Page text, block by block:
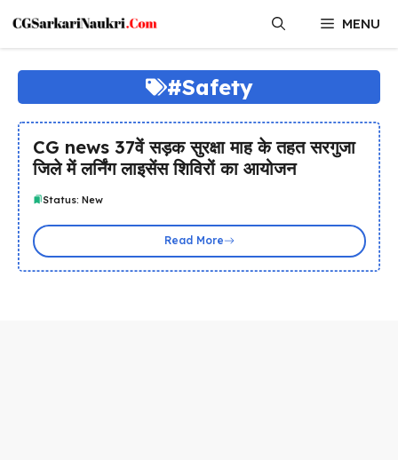
content
MENU
#Safety
CG news 37वें सड़क सुरक्षा माह के तहत सरगुजा
जिले में लर्निंग लाइसेंस शिविरों का आयोजन
Status: New
Read More